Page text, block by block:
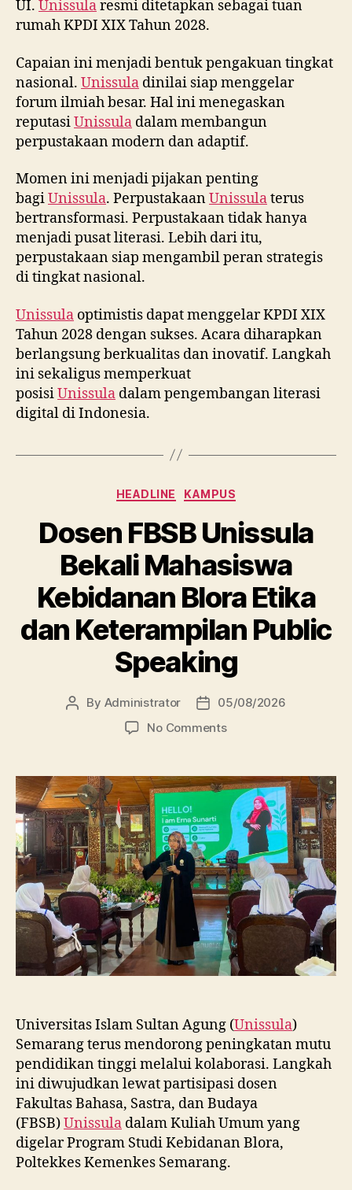
UI. Unissularesmi ditetapkan sebagai tuan
rumah KPDI XIX Tahun 2028.
Capaian ini menjadi bentuk pengakuan tingkat
nasional. Unissula dinilai siap menggelar
forum ilmiah besar. Hal ini menegaskan
reputasiUnissula dalam membangun
perpustakaan modern dan adaptif.
Momen ini menjadi pijakan penting
bagiUnissula. PerpustakaanUnissulaterus
bertransformasi. Perpustakaan tidak hanya
menjadi pusat literasi. Lebih dari itu,
perpustakaan siap mengambil peran strategis
di tingkat nasional.
Unissula optimistis dapat menggelar KPDI XIX
Tahun 2028 dengan sukses. Acara diharapkan
berlangsung berkualitas dan inovatif. Langkah
ini sekaligus memperkuat
posisiUnissula dalam pengembangan literasi
digital di Indonesia.
Categories
HEADLINE KAMPUS
Dosen FBSB Unissula
Bekali Mahasiswa
Kebidanan Blora Etika
dan Keterampilan Public
Speaking
Post
By Administrator
Post
date
05/08/2026
No Commentson
Unissula
Bekali
Mahasiswa
Kebidanan
Blora
Etika
dan
Keterampilan
Public
Speaking
Universitas Islam Sultan Agung (Unissula)
Semarang terus mendorong peningkatan mutu
pendidikan tinggi melalui kolaborasi. Langkah
ini diwujudkan lewat partisipasi dosen
Fakultas Bahasa, Sastra, dan Budaya
(FBSB)Unissula dalam Kuliah Umum yang
digelar Program Studi Kebidanan Blora,
Poltekkes Kemenkes Semarang.